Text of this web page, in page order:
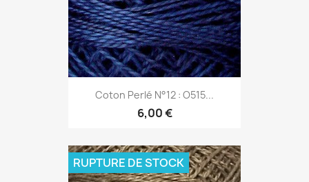
Coton Perlé N°12 : O515...
6,00 €
RUPTURE DE STOCK